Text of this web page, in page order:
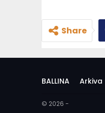
Share
BALLINA Arkiva
© 2026 -